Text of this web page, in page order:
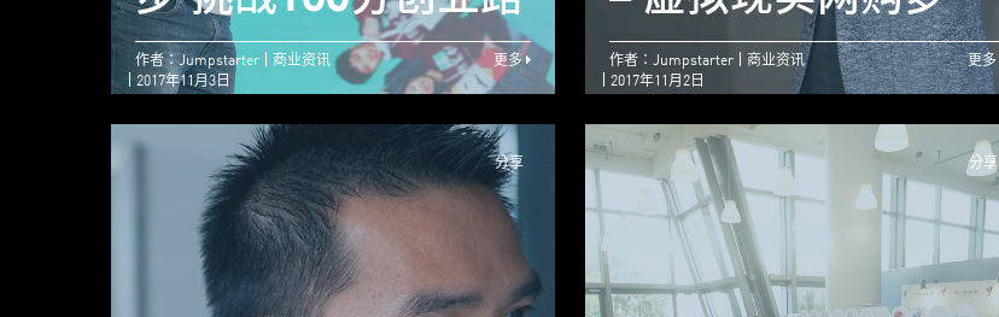
作者：Jumpstarter
商业资讯
2017年11月3日
更多 作者：Jumpstarter
商业资讯
2017年11月2日
更多
分享 分享